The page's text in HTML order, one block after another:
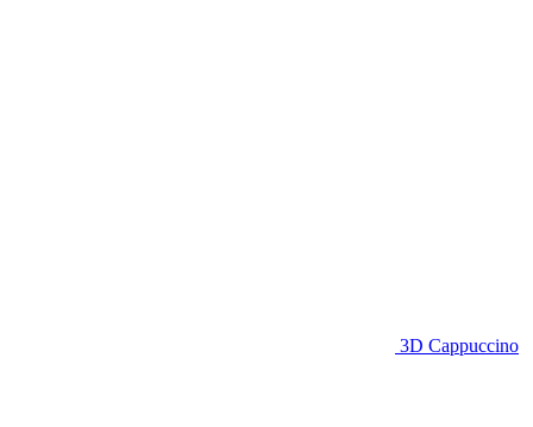
3D Cappuccino